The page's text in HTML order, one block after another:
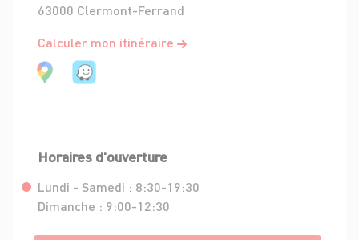
63000 Clermont-Ferrand
Calculer mon itinéraire
Horaires d'ouverture
Lundi - Samedi : 8:30-19:30
Dimanche : 9:00-12:30